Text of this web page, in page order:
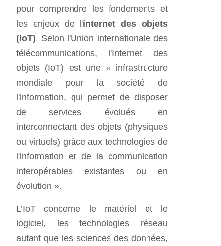
pour comprendre les fondements et
les enjeux de l'internet des objets
(IoT). Selon l'Union internationale des
télécommunications, l'Internet des
objets (IoT) est une « infrastructure
mondiale pour la société de
l'information, qui permet de disposer
de services évolués en
interconnectant des objets (physiques
ou virtuels) grâce aux technologies de
l'information et de la communication
interopérables existantes ou en
évolution ».
L’IoT concerne le matériel et le
logiciel, les technologies réseau
autant que les sciences des données,